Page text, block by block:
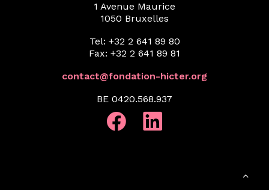
1 Avenue Maurice
1050 Bruxelles
Tel: +32 2 641 89 80
Fax: +32 2 641 89 81
contact@fondation-hicter.org
BE 0420.568.937